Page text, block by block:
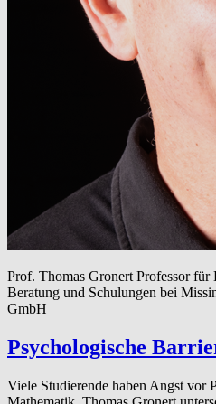
Prof. Thomas Gronert Professor
Beratung und Schulungen bei
GmbH
Psy­chol­o­gis­che
Viele Studierende haben Angst vor